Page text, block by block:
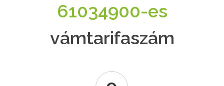
61034900-es
vámtarifaszám